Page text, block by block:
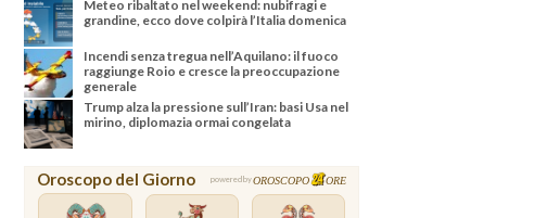
Meteo ribaltato nel weekend: nubifragi e
grandine, ecco dove colpirà l’Italia domenica
Incendi senza tregua nell’Aquilano: il fuoco
raggiunge Roio e cresce la preoccupazione
generale
Trump alza la pressione sull’Iran: basi Usa nel
mirino, diplomazia ormai congelata
Oroscopo del Giorno powered byOROSCOPO ORE